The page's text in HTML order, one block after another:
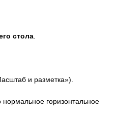
стола.
и разметка»).
горизонтальное